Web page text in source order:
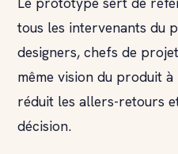
tous les intervenants du
designers, chefs de
même vision du produit
réduit les allers-retours
décision.